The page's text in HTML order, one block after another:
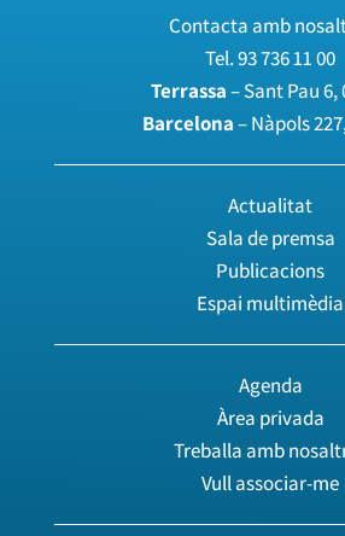
Contacta amb
Tel.93 736 11 00
Terrassa– Sant Pau 6,
Barcelona– Nàpols
Actualitat
Sala de premsa
Publicacions
Espai multimèdia
Agenda
Àrea privada
Treballa amb
Vull associar-me